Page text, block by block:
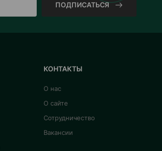
ПОДПИСАТЬСЯ
КОНТАКТЫ
О нас
О сайте
Сотрудничество
Вакансии